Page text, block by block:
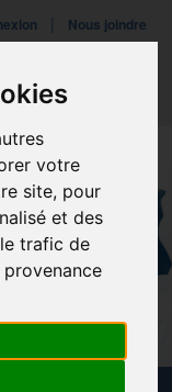
votre
site, pour
et des
trafic de
Nous joindre